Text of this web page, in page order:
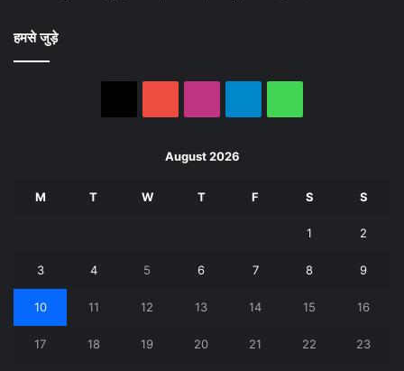
हमसे जुड़े
August 2026
M T W T F S S
1 2
3 4 5 6 7 8 9
10 11 12 13 14 15 16
17 18 19 20 21 22 23